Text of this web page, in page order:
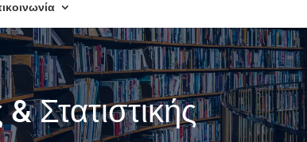
Στατιστικής